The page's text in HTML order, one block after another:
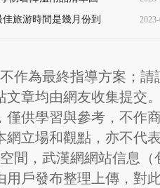
旅游時間是幾月份到
作為最終指導方案；
文章均由網友收集提交
僅供學習與參考，不作
網立場和觀點，亦不代
間，武漢網網站信息
用戶發布整理上傳，對